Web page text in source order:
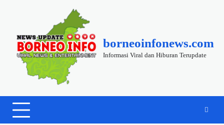
borneoinfonews.com
Informasi Viral dan Hiburan Terupdate